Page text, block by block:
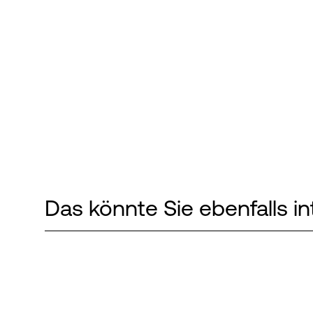
Das könnte Sie ebenfalls